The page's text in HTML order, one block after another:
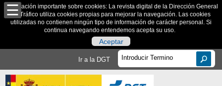
Información importante sobre cookies: La revista digital de la Dirección General
de Tráfico utiliza cookies propias para mejorar la navegación. Las cookies
utilizadas no contienen ningún tipo de información de carácter personal. Si
continua navegando entendemos acepta su uso.
Aceptar
Ir a la DGT